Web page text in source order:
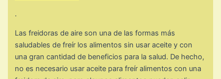
.
Las freidoras de aire son una de las formas más
saludables de freír los alimentos sin usar aceite y con
una gran cantidad de beneficios para la salud. De hecho,
no es necesario usar aceite para freír alimentos con una